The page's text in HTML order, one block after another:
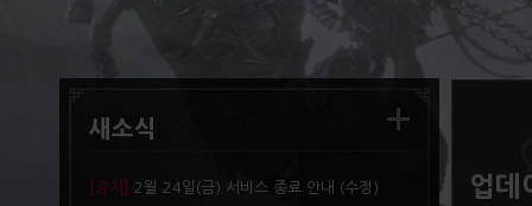
새소식
[공지]
2월 24일(금) 서비스 종료 안내 (수정)
업데